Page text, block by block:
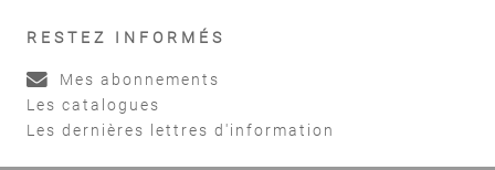
RESTEZ INFORMÉS
Mes abonnements
Les catalogues
Les dernières lettres d'information